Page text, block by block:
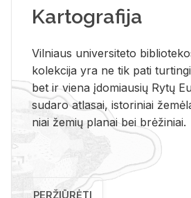
Kartografija
Vil­niaus uni­ver­si­te­to
ko­lek­ci­ja yra ne tik pati
bet ir vie­na įdo­miau­sių Rytų
su­da­ro at­la­sai, is­to­ri­niai
niai že­mių pla­nai bei brė­ži­niai.
PERŽIŪRĖTI